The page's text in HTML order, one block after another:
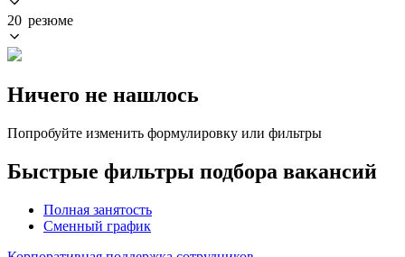
20 резюме
Ничего не нашлось
Попробуйте изменить формулировку или фильтры
Быстрые фильтры подбора вакансий
Полная занятость
Сменный график